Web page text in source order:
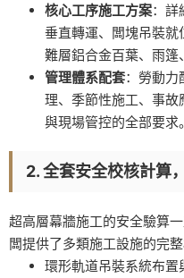
核心工序施工方案：詳
垂直轉運、闆塊吊裝
難層鋁合金百葉、雨篷
管理體系配套：勞動力
理、季節性施工、事
與現場管控的全部要求。
2. 全套安全校核計算
超高層幕牆施工的安全驗算
闆提供了多類施工設施的完
環形軌道吊裝系統布置